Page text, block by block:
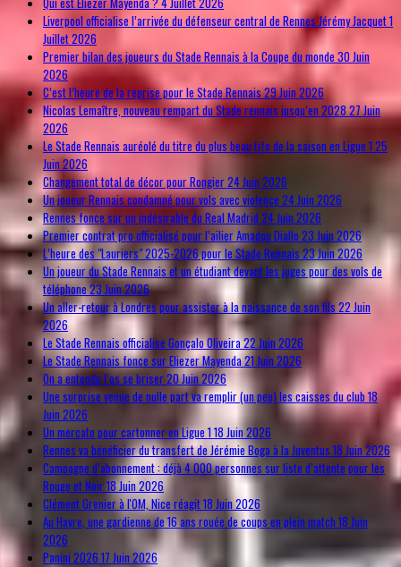
Liverpool officialise l’arrivée du défenseur central de Rennes Jérémy Jacquet1
Juillet 2026
Premier bilan des joueurs du Stade Rennais à la Coupe du monde 30 Juin
2026
C’est l’heure de la reprise pour le Stade Rennais29 Juin 2026
Nicolas Lemaître, nouveau rempart du Stade rennais jusqu’en 202827 Juin
2026
Le Stade Rennais auréolé du titre du plus beau tifo de la saison en Ligue 125
Juin 2026
Changement total de décor pour Rongier24 Juin 2026
Un joueur Rennais condamné pour vols avec violence 24 Juin 2026
Rennes fonce sur un indésirable du Real Madrid 24 Juin 2026
Premier contrat pro officialisé pour l’ailier Amadou Diallo 23 Juin 2026
L’heure des "Lauriers" 2025-2026 pour le Stade Rennais 23 Juin 2026
Un joueur du Stade Rennais et un étudiant devant les juges pour des vols de
téléphone23 Juin 2026
Un aller-retour à Londres pour assister à la naissance de son fils 22 Juin
2026
Le Stade Rennais officialise Gonçalo Oliveira22 Juin 2026
Le Stade Rennais fonce sur Eliezer Mayenda21 Juin 2026
On a entendu l’os se briser20 Juin 2026
Une surprise venue de nulle part va remplir (un peu) les caisses du club18
Juin 2026
Un mercato pour cartonner en Ligue 118 Juin 2026
Rennes va bénéficier du transfert de Jérémie Boga à la Juventus 18 Juin 2026
Campagne d’abonnement : déjà 4 000 personnes sur liste d’attente pour les
Rouge et Noir18 Juin 2026
Clément Grenier à l'OM, Nice réagit18 Juin 2026
Au Havre, une gardienne de 16 ans rouée de coups en plein match18 Juin
2026
Panini 2026 17 Juin 2026